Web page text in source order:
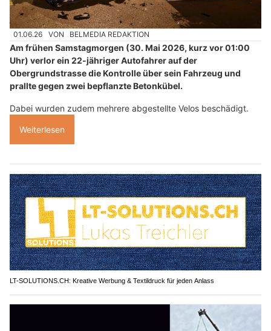
01.06.26 VON BELMEDIA REDAKTION
Am frühen Samstagmorgen (30. Mai 2026, kurz vor 01:00
Uhr) verlor ein 22-jähriger Autofahrer auf der
Obergrundstrasse die Kontrolle über sein Fahrzeug und
prallte gegen zwei bepflanzte Betonkübel.
Dabei wurden zudem mehrere abgestellte Velos beschädigt.
Weiterlesen
LT-SOLUTIONS.CH: Kreative Werbung & Textildruck für jeden Anlass